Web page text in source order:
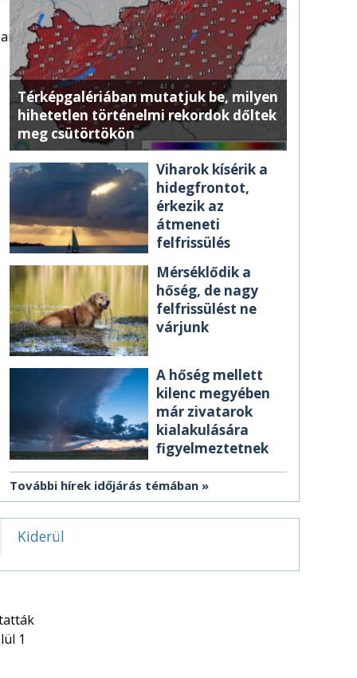
1
Térképgalériában mutatjuk be, milyen
hihetetlen történelmi rekordok dőltek
meg csütörtökön
Viharok kísérik a
hidegfrontot,
érkezik az
átmeneti
felfrissülés
Mérséklődik a
hőség, de nagy
felfrissülést ne
várjunk
A hőség mellett
kilenc megyében
már zivatarok
kialakulására
figyelmeztetnek
További hírek időjárás témában
Kiderül